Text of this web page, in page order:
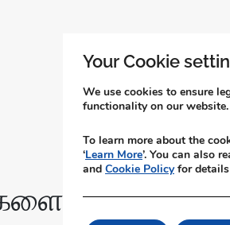
தொடர்பு
Your Cookie
We use cookies to ensure
functionality on our website.
To learn more about the
‘Learn More’. You can also
and Cookie Policyfor details